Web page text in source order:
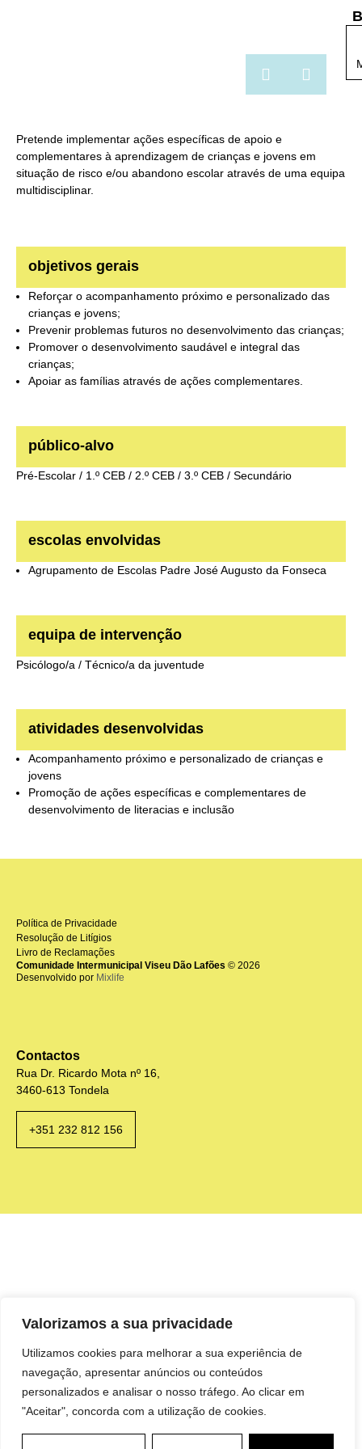
Valorizamos a sua privacidade
Utilizamos cookies para melhorar a sua experiência de
navegação, apresentar anúncios ou conteúdos
personalizados e analisar o nosso tráfego. Ao clicar em
"Aceitar", concorda com a utilização de cookies.
Pretende implementar ações específicas de apoio e
complementares à aprendizagem de crianças e jovens em
situação de risco e/ou abandono escolar através de uma equipa
multidisciplinar.
objetivos gerais
Reforçar o acompanhamento próximo e personalizado das
crianças e jovens;
Prevenir problemas futuros no desenvolvimento das crianças;
Promover o desenvolvimento saudável e integral das
crianças;
Apoiar as famílias através de ações complementares.
público-alvo
Pré-Escolar / 1.º CEB / 2.º CEB / 3.º CEB / Secundário
escolas envolvidas
Agrupamento de Escolas Padre José Augusto da Fonseca
equipa de intervenção
Psicólogo/a / Técnico/a da juventude
atividades desenvolvidas
Acompanhamento próximo e personalizado de crianças e
jovens
Promoção de ações específicas e complementares de
desenvolvimento de literacias e inclusão
Política de Privacidade
Resolução de Litígios
Livro de Reclamações
Comunidade Intermunicipal Viseu Dão Lafões © 2026
Desenvolvido por Mixlife
Contactos
Rua Dr. Ricardo Mota nº 16,
3460-613 Tondela
+351 232 812 156